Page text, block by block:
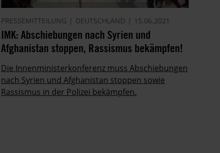
PRESSEMITTEILUNG DEUTSCHLAND 15.06.2021
IMK: Abschiebungen nach Syrien und
Afghanistan stoppen, Rassismus bekämpfen!
Die Innenministerkonferenz muss Abschiebungen
nach Syrien und Afghanistan stoppen sowie
Rassismus in der Polizei bekämpfen.